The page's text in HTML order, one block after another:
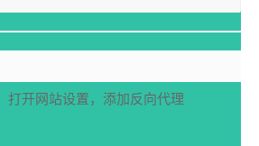
打开网站设置，添加反向代理